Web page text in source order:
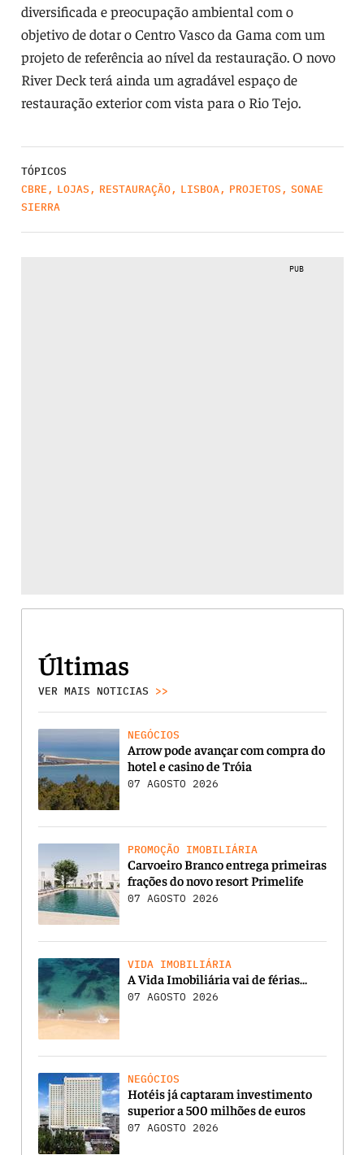
diversificada e preocupação ambiental com o
objetivo de dotar o Centro Vasco da Gama com um
projeto de referência ao nível da restauração. O novo
River Deck terá ainda um agradável espaço de
restauração exterior com vista para o Rio Tejo.
TÓPICOS
CBRE , LOJAS , RESTAURAÇÃO, LISBOA, PROJETOS , SONAE
SIERRA
PUB
Últimas
VER MAIS NOTICIAS >>
NEGÓCIOS
Arrow pode avançar com compra do
hotel e casino de Tróia
07 AGOSTO 2026
PROMOÇÃO IMOBILIÁRIA
Carvoeiro Branco entrega primeiras
frações do novo resort Primelife
07 AGOSTO 2026
VIDA IMOBILIÁRIA
A Vida Imobiliária vai de férias…
07 AGOSTO 2026
NEGÓCIOS
Hotéis já captaram investimento
superior a 500 milhões de euros
07 AGOSTO 2026